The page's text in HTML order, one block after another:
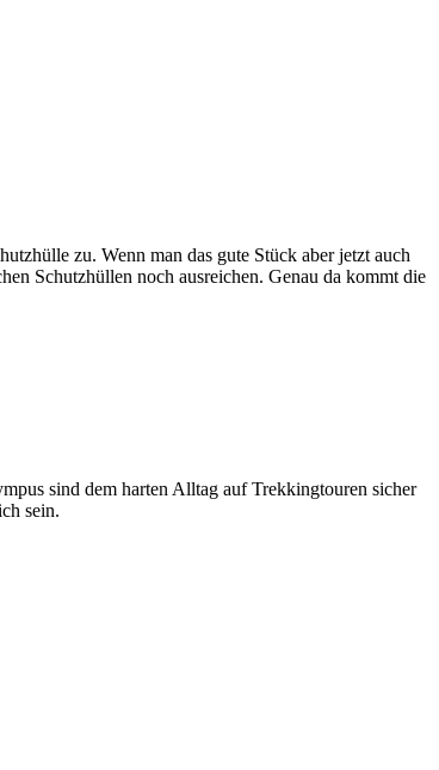
zu. Wenn man das gute Stück aber jetzt auch
Schutzhüllen noch ausreichen. Genau da kommt die
sind dem harten Alltag auf Trekkingtouren sicher
sein.